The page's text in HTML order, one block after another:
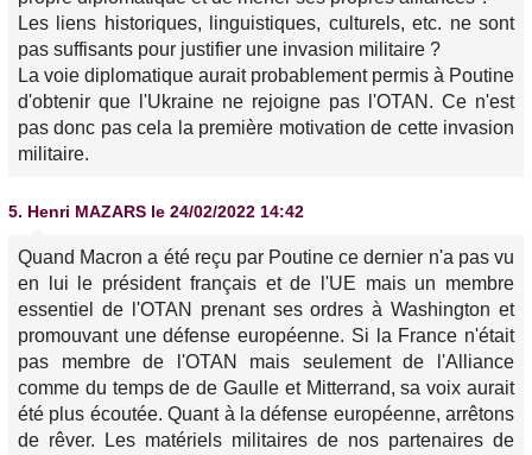
Les liens historiques, linguistiques, culturels, etc. ne sont
pas suffisants pour justifier une invasion militaire ?
La voie diplomatique aurait probablement permis à Poutine
d'obtenir que l'Ukraine ne rejoigne pas l'OTAN. Ce n'est
pas donc pas cela la première motivation de cette invasion
militaire.
5. Henri MAZARS le 24/02/2022 14:42
Quand Macron a été reçu par Poutine ce dernier n'a pas vu
en lui le président français et de l'UE mais un membre
essentiel de l'OTAN prenant ses ordres à Washington et
promouvant une défense européenne. Si la France n'était
pas membre de l'OTAN mais seulement de l'Alliance
comme du temps de de Gaulle et Mitterrand, sa voix aurait
été plus écoutée. Quant à la défense européenne, arrêtons
de rêver. Les matériels militaires de nos partenaires de